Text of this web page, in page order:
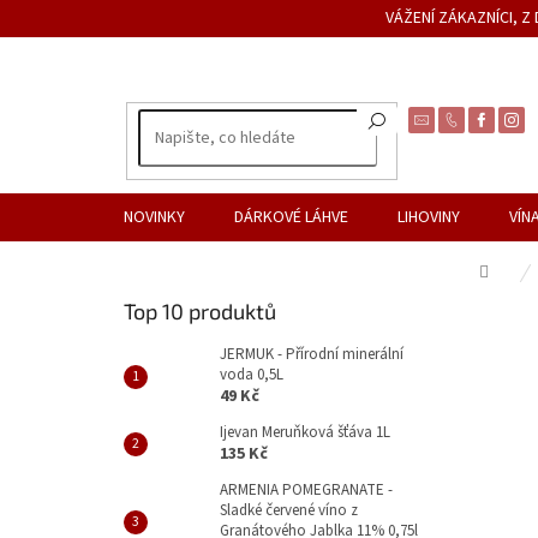
na
VÁŽENÍ ZÁKAZNÍCI, Z
NOVINKY DÁRKOVÉ LÁHVE LIHOVINY
Domů
Top 10 produktů
JERMUK - Přírodní minerální
voda 0,5L
49 Kč
Ijevan Meruňková šťáva 1L
135 Kč
ARMENIA POMEGRANATE -
Sladké červené víno z
Granátového Jablka 11% 0,75l